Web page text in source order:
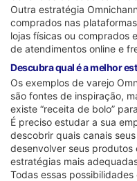
Outra estratégia
comprados nas
lojas físicas ou comprados
de atendimentos online e
Descubra qual é a melhor
Os exemplos de varejo
são fontes de inspiração,
existe “receita de bolo”
É preciso estudar a sua
descobrir quais canais
desenvolver seus
estratégias mais
Todas essas